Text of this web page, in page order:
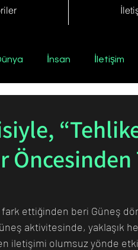
İnsan İletişim
Düşüneni Çevre
fark ettiğinden beri Güneş
aktivitesinde, yaklaşık
iletişimi olumsuz yönde